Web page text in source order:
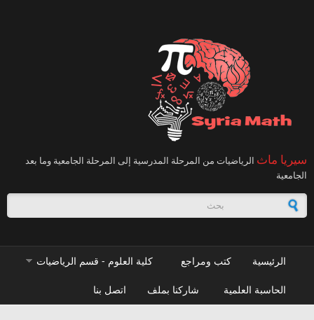
سيريا ماث الرياضيات من المرحلة المدرسية إلى المرحلة الجامعية وما بعد
الجامعية
استمارة البحث
الرئيسية كتب ومراجع كلية العلوم - قسم الرياضيات
الحاسبة العلمية شاركنا بملف اتصل بنا